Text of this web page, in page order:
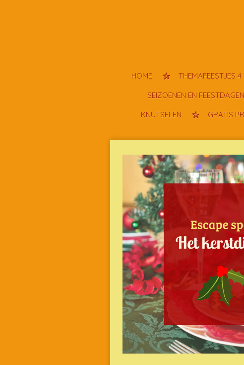
HOME THEMAFEESTJES
SEIZOENEN EN FEESTDAGEN
KNUTSELEN GRATIS